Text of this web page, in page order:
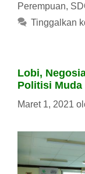
Perempuan,
Tinggalkan
Lobi,
Politisi Muda
Maret 1, 2021